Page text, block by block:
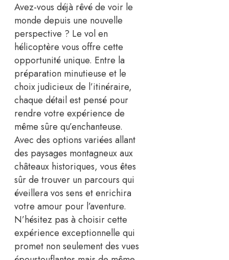
Avez-vous déjà rêvé de voir le
monde depuis une nouvelle
perspective ? Le vol en
hélicoptère vous offre cette
opportunité unique. Entre la
préparation minutieuse et le
choix judicieux de l’itinéraire,
chaque détail est pensé pour
rendre votre expérience de
même sûre qu’enchanteuse.
Avec des options variées allant
des paysages montagneux aux
châteaux historiques, vous êtes
sûr de trouver un parcours qui
éveillera vos sens et enrichira
votre amour pour l’aventure.
N’hésitez pas à choisir cette
expérience exceptionnelle qui
promet non seulement des vues